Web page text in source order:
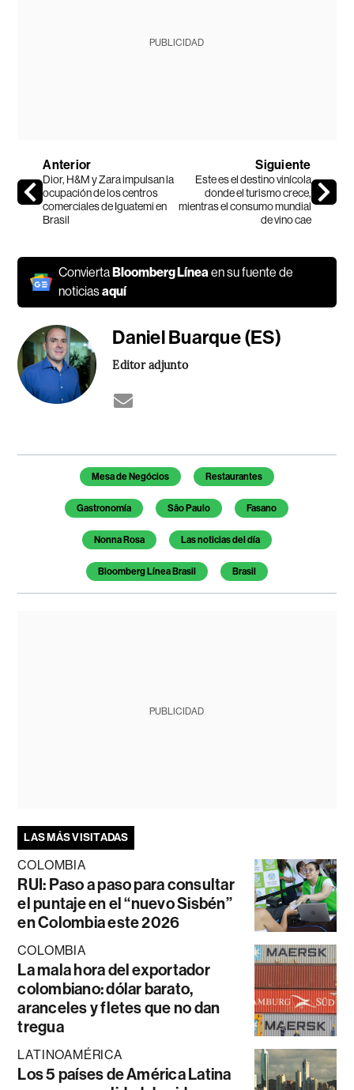
PUBLICIDAD
Anterior
Dior, H&M y Zara impulsan la
ocupación de los centros
comerciales de Iguatemi en
Brasil
Siguiente
Este es el destino vinícola
donde el turismo crece,
mientras el consumo mundial
de vino cae
ConviertaBloomberg Líneaen su fuente de
noticiasaquí
Daniel Buarque (ES)
Editor adjunto
Temas de este artículo
Mesa de Negócios Restaurantes
Gastronomía São Paulo Fasano
Nonna Rosa Las noticias del día
Bloomberg Línea Brasil Brasil
PUBLICIDAD
LAS MÁS VISITADAS
COLOMBIA
RUI: Paso a paso para consultar
el puntaje en el “nuevo Sisbén”
en Colombia este 2026
COLOMBIA
La mala hora del exportador
colombiano: dólar barato,
aranceles y fletes que no dan
tregua
LATINOAMÉRICA
Los 5 países de América Latina